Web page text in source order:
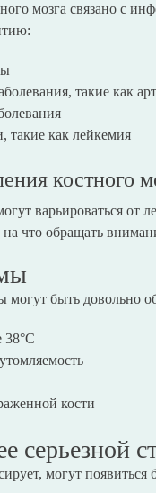
мозга связано с
такие как
такие как лейкемия
костного
варьироваться от
что обращать
могут быть довольно
кости
серьезной
могут